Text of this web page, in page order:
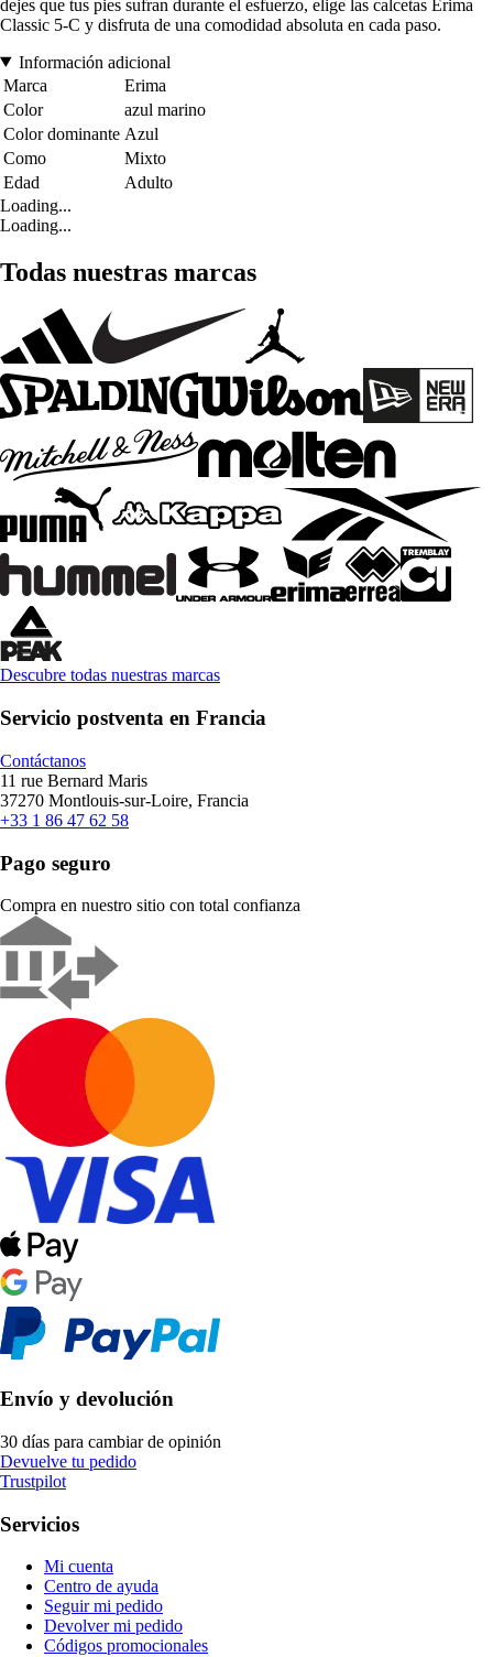
dejes que tus pies sufran durante el esfuerzo, elige las calcetas Erima
Classic 5-C y disfruta de una comodidad absoluta en cada paso.
Información adicional
Marca
Erima
Color
azul marino
Color dominante Azul
Como
Mixto
Edad
Adulto
Loading...
Loading...
Todas nuestras marcas
Descubre todas nuestras marcas
Servicio postventa en Francia
Contáctanos
11 rue Bernard Maris
37270 Montlouis-sur-Loire, Francia
+33 1 86 47 62 58
Pago seguro
Compra en nuestro sitio con total confianza
Envío y devolución
30 días para cambiar de opinión
Devuelve tu pedido
Trustpilot
Servicios
Mi cuenta
Centro de ayuda
Seguir mi pedido
Devolver mi pedido
Códigos promocionales